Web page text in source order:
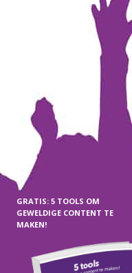
GRATIS: 5 TOOLS OM
GEWELDIGE CONTENT TE
MAKEN!